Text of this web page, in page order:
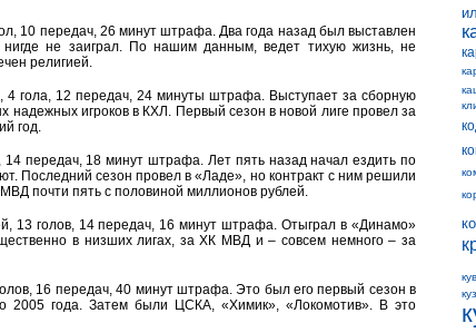
10 передач, 26 минут штрафа. Два года назад был выставлен
не заиграл. По нашим данным, ведет тихую жизнь, не
религией.
4 гола, 12 передач, 24 минуты штрафа. Выступает за сборную
надежных игроков в КХЛ. Первый сезон в новой лиге провел за
год.
14 передач, 18 минут штрафа. Лет пять назад начал ездить по
Последний сезон провел в «Ладе», но контракт с ним решили
почти пять с половиной миллионов рублей.
13 голов, 14 передач, 16 минут штрафа. Отыграл в «Динамо»
в низших лигах, за ХК МВД и – совсем немного – за
16 передач, 40 минут штрафа. Это был его первый сезон в
2005 года. Затем были ЦСКА, «Химик», «Локомотив». В это